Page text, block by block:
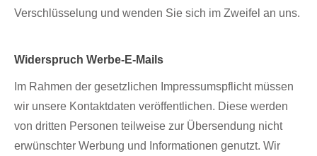
Verschlüsselung und wenden Sie sich im Zweifel an uns.
Widerspruch Werbe-E-Mails
Im Rahmen der gesetzlichen Impressumspflicht müssen
wir unsere Kontaktdaten veröffentlichen. Diese werden
von dritten Personen teilweise zur Übersendung nicht
erwünschter Werbung und Informationen genutzt. Wir